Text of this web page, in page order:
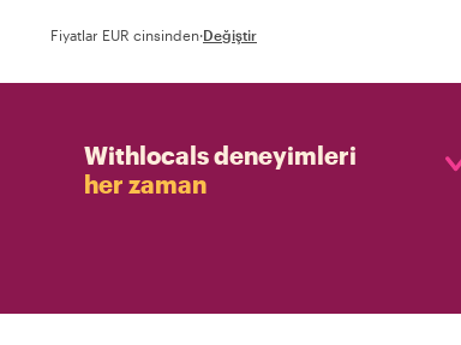
Fiyatlar EUR cinsinden·Değiştir
Withlocals deneyimleri
her zaman